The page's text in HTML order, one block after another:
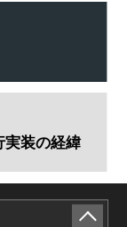
実装の経緯